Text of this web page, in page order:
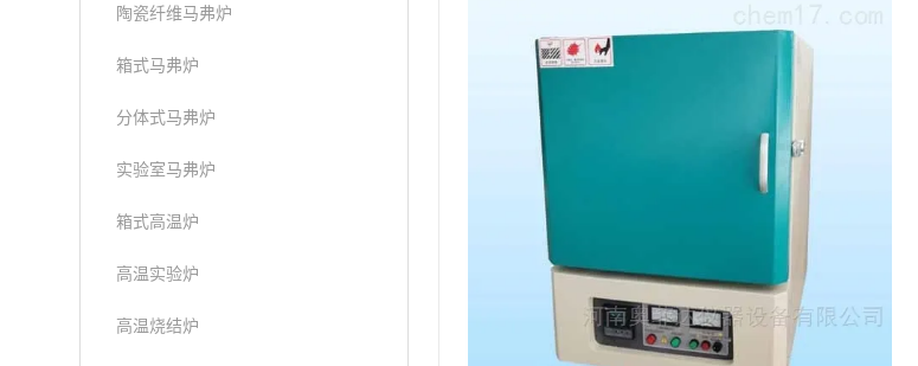
陶瓷纤维马弗炉
箱式马弗炉
分体式马弗炉
实验室马弗炉
箱式高温炉
高温实验炉
高温烧结炉